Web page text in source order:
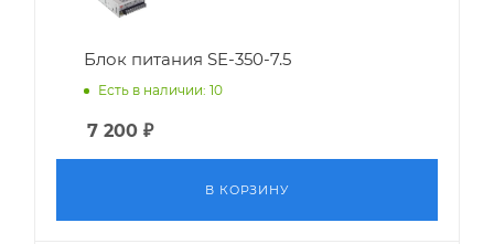
Блок питания SE-350-7.5
Есть в наличии: 10
7 200 ₽
В КОРЗИНУ